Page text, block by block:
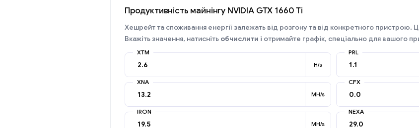
Продуктивність майнінгу NVIDIA GTX 1660 Ti
Хешрейт та споживання енергії залежать від розгону та від конкретного пристрою.
Вкажіть значення, натисніть обчислити і отримайте графік, спеціально для вашого
XTM
H/s
PRL
XNA
MH/s
CFX
IRON
MH/s
NEXA